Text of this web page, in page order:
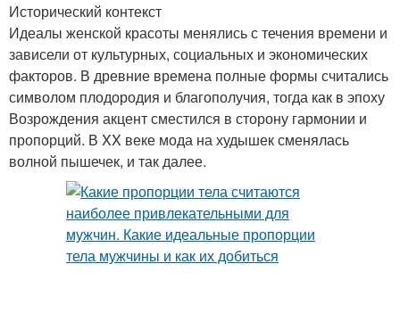
Исторический контекст
Идеалы женской красоты менялись с течения времени и
зависели от культурных, социальных и экономических
факторов. В древние времена полные формы считались
символом плодородия и благополучия, тогда как в эпоху
Возрождения акцент сместился в сторону гармонии и
пропорций. В XX веке мода на худышек сменялась
волной пышечек, и так далее.